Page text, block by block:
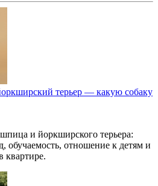
терьер — какую собаку
и йоркширского терьера:
обучаемость, отношение к детям и
квартире.